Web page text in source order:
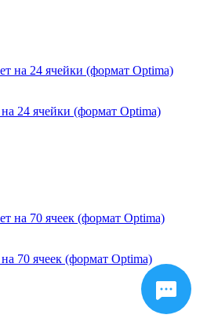
24 ячейки (формат Optima)
70 ячеек (формат Optima)